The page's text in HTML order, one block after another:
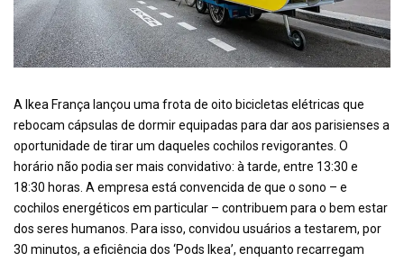
A Ikea França lançou uma frota de oito bicicletas elétricas que
rebocam cápsulas de dormir equipadas para dar aos parisienses a
oportunidade de tirar um daqueles cochilos revigorantes. O
horário não podia ser mais convidativo: à tarde, entre 13:30 e
18:30 horas. A empresa está convencida de que o sono – e
cochilos energéticos em particular – contribuem para o bem estar
dos seres humanos. Para isso, convidou usuários a testarem, por
30 minutos, a eficiência dos ‘Pods Ikea’, enquanto recarregam